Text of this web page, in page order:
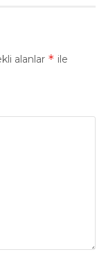
alanlar * ile